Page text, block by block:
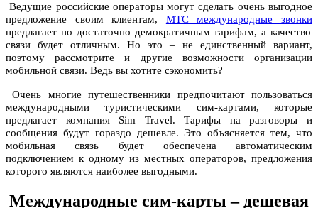
Ведущие российские операторы могут сделать очень выгодное
предложение своим клиентам, МТС международные звонки
предлагает по достаточно демократичным тарифам, а качество
связи будет отличным. Но это – не единственный вариант,
поэтому рассмотрите и другие возможности организации
мобильной связи. Ведь вы хотите сэкономить?
Очень многие путешественники предпочитают пользоваться
международными туристическими сим-картами, которые
предлагает компания Sim Travel. Тарифы на разговоры и
сообщения будут гораздо дешевле. Это объясняется тем, что
мобильная связь будет обеспечена автоматическим
подключением к одному из местных операторов, предложения
которого являются наиболее выгодными.
Международные сим-карты – дешевая